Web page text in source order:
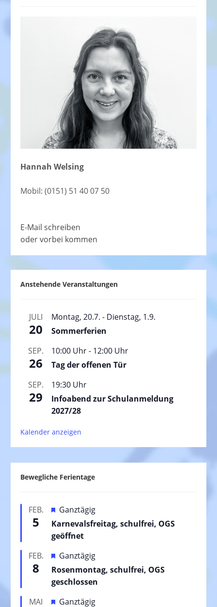
Hannah Welsing
Mobil: (0151) 51 40 07 50
E-Mail schreiben
oder vorbei kommen
Anstehende Veranstaltungen
JULI
20
Montag, 20.7. - Dienstag, 1.9.
Sommerferien
SEP.
26
10:00 Uhr- 12:00 Uhr
Tag der offenen Tür
SEP.
29
19:30 Uhr
Infoabend zur Schulanmeldung
2027/28
Kalender anzeigen
Bewegliche Ferientage
FEB.
5
H
e
r
o
r
g
Ganztägig
Karnevalsfreitag, schulfrei, OGS
geöffnet
FEB.
8
H
e
r
o
Ganztägig
Rosenmontag, schulfrei, OGS
geschlossen
MAI
H
Ganztägig